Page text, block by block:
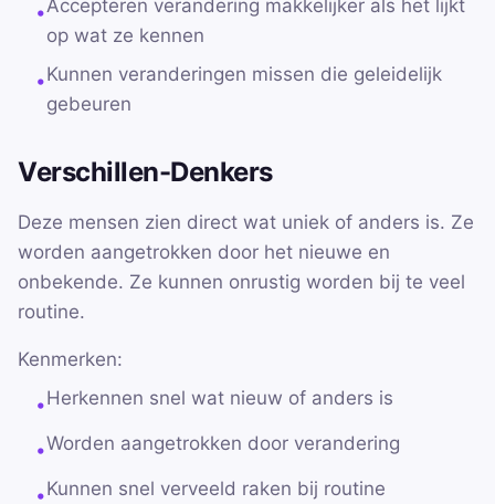
•Accepteren verandering makkelijker als het lijkt
op wat ze kennen
•Kunnen veranderingen missen die geleidelijk
gebeuren
Verschillen-Denkers
Deze mensen zien direct wat uniek of anders is. Ze
worden aangetrokken door het nieuwe en
onbekende. Ze kunnen onrustig worden bij te veel
routine.
Kenmerken:
•Herkennen snel wat nieuw of anders is
•Worden aangetrokken door verandering
•Kunnen snel verveeld raken bij routine